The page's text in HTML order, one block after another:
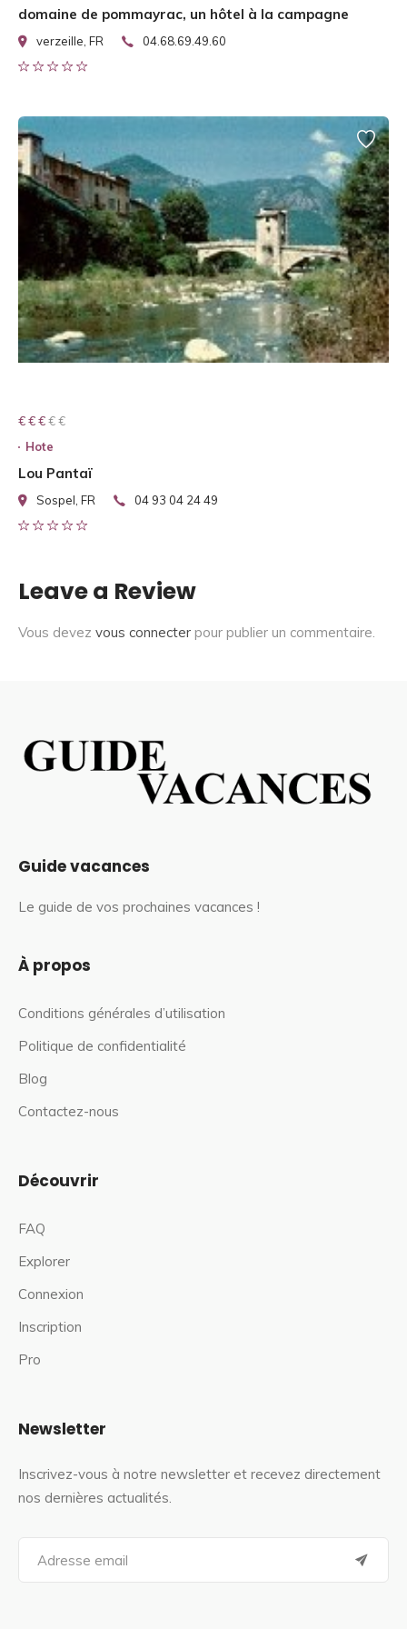
domaine de pommayrac, un hôtel à la campagne
verzeille, FR 04.68.69.49.60
€ € € € €
€ € €
Hote
Lou Pantaï
Sospel, FR 04 93 04 24 49
Leave a Review
Vous devez vous connecter pour publier un commentaire.
Guide vacances
Le guide de vos prochaines vacances !
À propos
Conditions générales d’utilisation
Politique de confidentialité
Blog
Contactez-nous
Découvrir
FAQ
Explorer
Connexion
Inscription
Pro
Newsletter
Inscrivez-vous à notre newsletter et recevez directement
nos dernières actualités.
a